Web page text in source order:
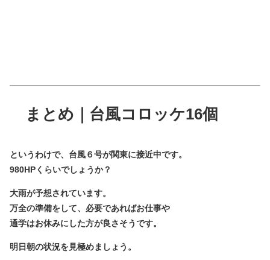
まとめ｜台風コロッケ16個
というわけで、台風６号が関東に接近中です。
980HPくらいでしょうか？
大雨が予想されています。
万全の準備をして、必要であればお仕事や
通学はお休みにした方が良さそうです。
明日朝の状況を見極めましょう。